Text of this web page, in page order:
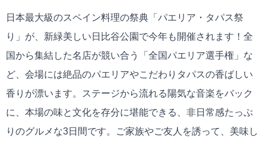
日本最大級のスペイン料理の祭典「パエリア・タパス祭
り」が、新緑美しい日比谷公園で今年も開催されます！全
国から集結した名店が競い合う「全国パエリア選手権」な
ど、会場には絶品のパエリアやこだわりタパスの香ばしい
香りが漂います。ステージから流れる陽気な音楽をバック
に、本場の味と文化を存分に堪能できる、非日常感たっぷ
りのグルメな3日間です。ご家族やご友人を誘って、美味し